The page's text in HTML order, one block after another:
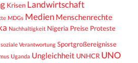
Krisen Landwirtschaft
MDGs Medien Menschenrechte
Nachhaltigkeit Nigeria Preise Proteste
soziale Verantwortung Sportgroßereignisse
Uganda Ungleichheit UNHCR UNO